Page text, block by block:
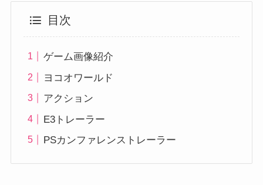
目次
ゲーム画像紹介
ヨコオワールド
アクション
E3トレーラー
PSカンファレンストレーラー